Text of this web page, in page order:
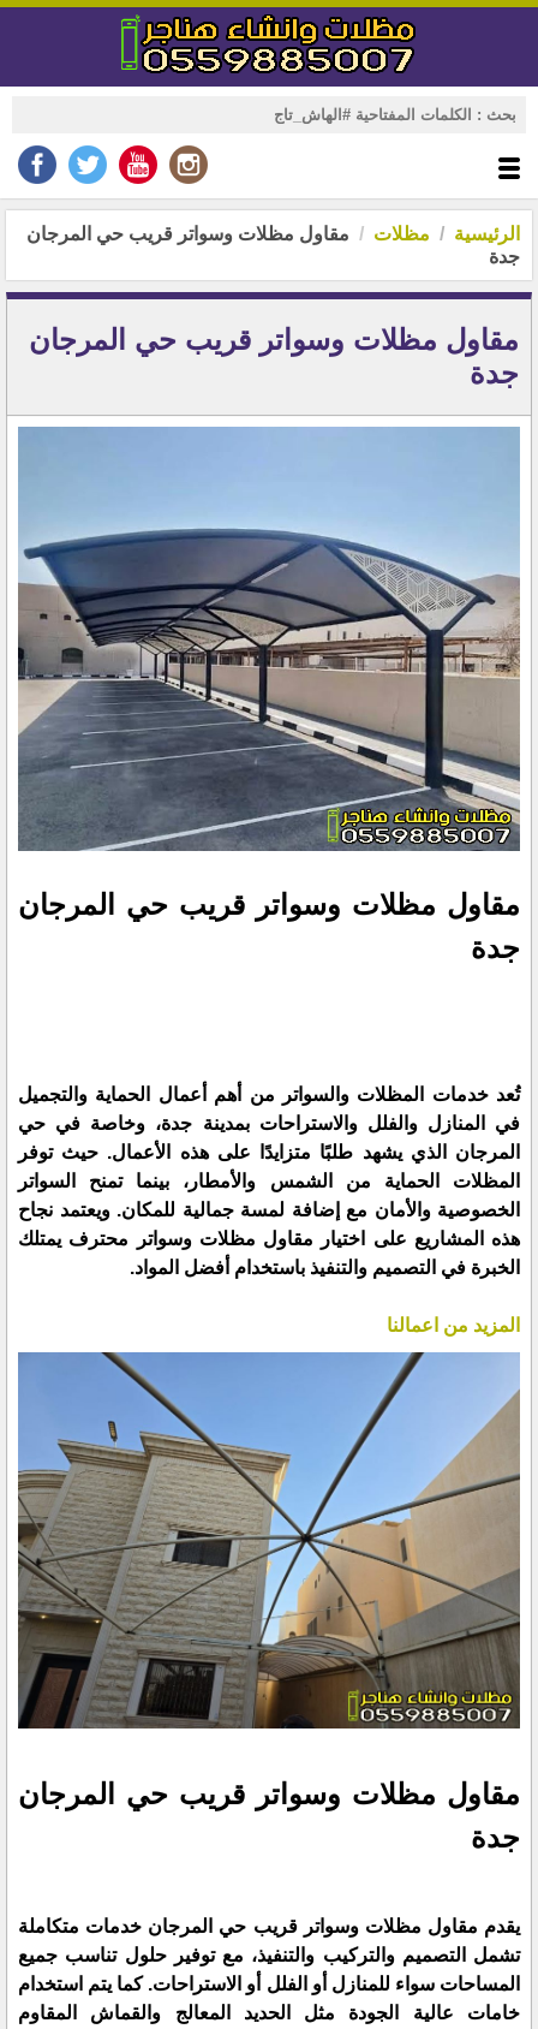
الرئيسية مظلات
مقاول مظلات وسواتر قريب حي المرجان
جدة
مقاول مظلات وسواتر قريب حي المرجان
جدة
مقاول مظلات وسواتر قريب حي المرجان
جدة
تُعد خدمات المظلات والسواتر من أهم أعمال الحماية والتجميل
في المنازل والفلل والاستراحات بمدينة جدة، وخاصة في حي
المرجان الذي يشهد طلبًا متزايدًا على هذه الأعمال. حيث توفر
المظلات الحماية من الشمس والأمطار، بينما تمنح السواتر
الخصوصية والأمان مع إضافة لمسة جمالية للمكان. ويعتمد نجاح
هذه المشاريع على اختيار مقاول مظلات وسواتر محترف يمتلك
الخبرة في التصميم والتنفيذ باستخدام أفضل المواد.
المزيد من اعمالنا
مقاول مظلات وسواتر قريب حي المرجان
جدة
يقدم مقاول مظلات وسواتر قريب حي المرجان خدمات متكاملة
تشمل التصميم والتركيب والتنفيذ، مع توفير حلول تناسب جميع
المساحات سواء للمنازل أو الفلل أو الاستراحات. كما يتم استخدام
خامات عالية الجودة مثل الحديد المعالج والقماش المقاوم